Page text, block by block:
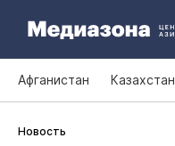
Афганистан Казахстан
Новость